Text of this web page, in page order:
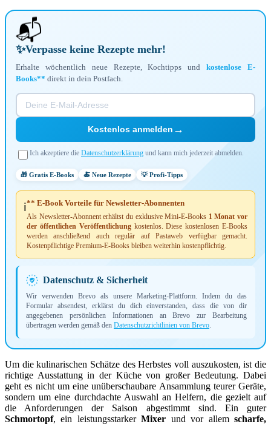
📬
✨Verpasse keine Rezepte mehr!
Erhalte wöchentlich neue Rezepte, Kochtipps undkostenlose E-
Books** direkt in dein Postfach.
Kostenlos anmelden →
Ich akzeptiere die Datenschutzerklärung und kann mich jederzeit abmelden.
🎁 Gratis E-Books 🍝 Neue Rezepte 💡 Profi-Tipps
ℹ️** E-Book Vorteile für Newsletter-Abonnenten
Als Newsletter-Abonnent erhältst du exklusive Mini-E-Books 1 Monat vor
der öffentlichen Veröffentlichungkostenlos. Diese kostenlosen E-Books
werden anschließend auch regulär auf Pastaweb verfügbar gemacht.
Kostenpflichtige Premium-E-Books bleiben weiterhin kostenpflichtig.
Datenschutz & Sicherheit
Wir verwenden Brevo als unsere Marketing-Plattform. Indem du das
Formular absendest, erklärst du dich einverstanden, dass die von dir
angegebenen persönlichen Informationen an Brevo zur Bearbeitung
übertragen werden gemäß den Datenschutzrichtlinien von Brevo
Um die kulinarischen Schätze des Herbstes voll auszukosten, ist die
richtige Ausstattung in der Küche von großer Bedeutung. Dabei
geht es nicht um eine unüberschaubare Ansammlung teurer Geräte,
sondern um eine durchdachte Auswahl an Helfern, die gezielt auf
die Anforderungen der Saison abgestimmt sind. Ein guter
Schmortopf, ein leistungsstarkerMixer und vor allemscharfe,